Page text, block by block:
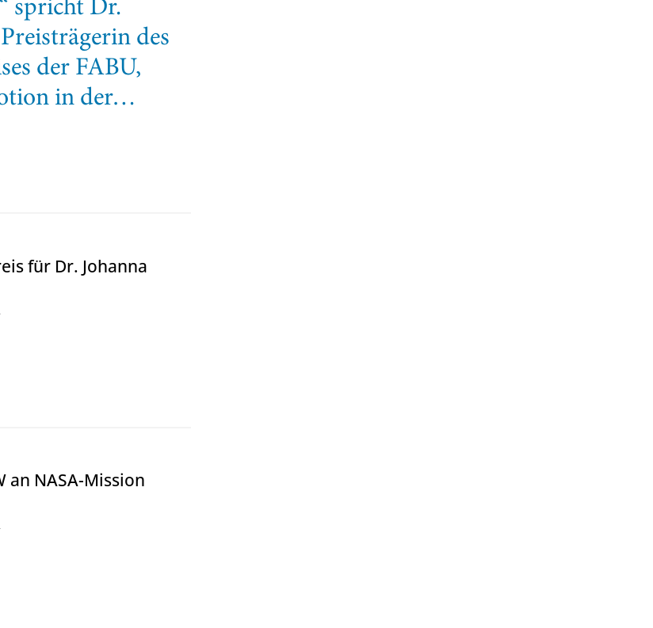
spricht Dr.
des
der FABU,
in der…
im Podcast „Ausgezeichnet“ über ihre Promotion in der Teilchenphysik
für Dr. Johanna
Dr. Johanna Kraus
an NASA-Mission
Mission AtmOCube